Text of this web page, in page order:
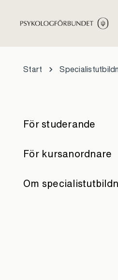
Start
För studerande
För kursanordnare
Om